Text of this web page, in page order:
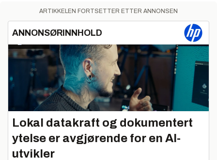
ARTIKKELEN FORTSETTER ETTER ANNONSEN
ANNONSØRINNHOLD
Lokal datakraft og dokumentert
ytelse er avgjørende for en AI-
utvikler